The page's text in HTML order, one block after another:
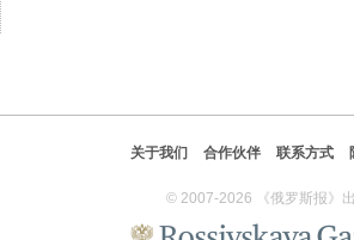
旅游
关于我们 合作伙伴 联系方式
© 2007-2026 《俄罗斯报》